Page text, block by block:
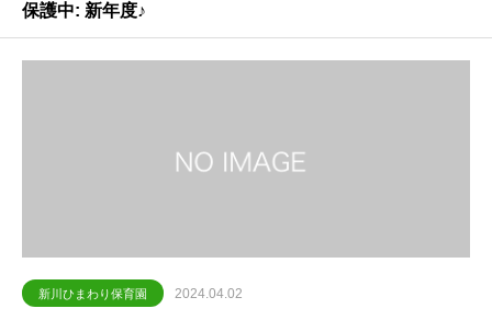
保護中: 新年度♪
新川ひまわり保育園 2024.04.02